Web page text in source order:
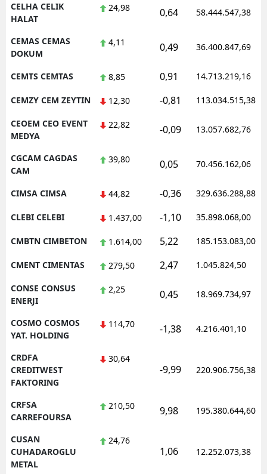
CELHA CELIK
HALAT
24,98 0,64 58.444.547,38
CEMAS CEMAS
DOKUM
4,11 0,49 36.400.847,69
CEMTS CEMTAS 8,85 0,91 14.713.219,16
CEMZY CEM ZEYTIN 12,30 -0,81 113.034.515,38
CEOEM CEO EVENT
MEDYA
22,82 -0,09 13.057.682,76
CGCAM CAGDAS
CAM
39,80 0,05 70.456.162,06
CIMSA CIMSA 44,82 -0,36 329.636.288,88
CLEBI CELEBI 1.437,00 -1,10 35.898.068,00
CMBTN CIMBETON 1.614,00 5,22 185.153.083,00
CMENT CIMENTAS 279,50 2,47 1.045.824,50
CONSE CONSUS
ENERJI
2,25 0,45 18.969.734,97
COSMO COSMOS
YAT. HOLDING
114,70 -1,38 4.216.401,10
CRDFA
CREDITWEST
FAKTORING
30,64
-9,99 220.906.756,38
CRFSA
CARREFOURSA
210,50 9,98 195.380.644,60
CUSAN
CUHADAROGLU
METAL
24,76
1,06 12.252.073,38